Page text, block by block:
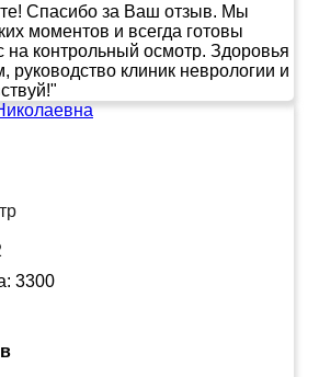
Спасибо за Ваш отзыв. Мы
моментов и всегда готовы
контрольный осмотр. Здоровья
клиник неврологии и
3300